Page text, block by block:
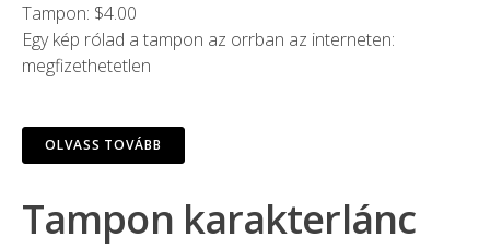
Tampon: $4.00
Egy kép rólad a tampon az orrban az interneten:
megfizethetetlen
OLVASS TOVÁBB
Tampon karakterlánc